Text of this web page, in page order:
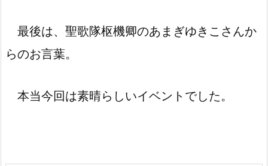
最後は、聖歌隊枢機卿のあまぎゆきこさんか
らのお言葉。
本当今回は素晴らしいイベントでした。